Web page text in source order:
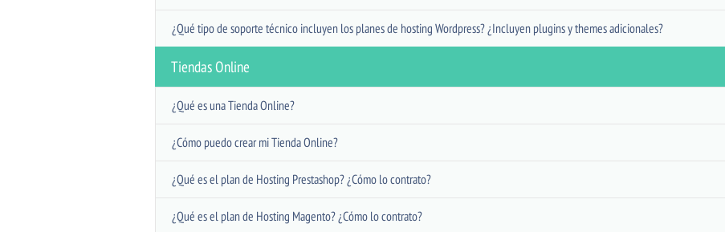
¿Qué tipo de soporte técnico incluyen los planes de hosting Wordpress? ¿Incluyen plugins y themes adicionales?
Tiendas Online
¿Qué es una Tienda Online?
¿Cómo puedo crear mi Tienda Online?
¿Qué es el plan de Hosting Prestashop? ¿Cómo lo contrato?
¿Qué es el plan de Hosting Magento? ¿Cómo lo contrato?